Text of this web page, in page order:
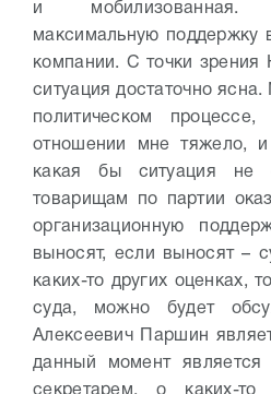
и
максимальную поддержку
компании. С точки зрения
ситуация достаточно
политическом
отношении мне тяжело,
какая бы ситуация не
товарищам по партии
организационную
выносят, если выносят –
каких-то других оценках,
суда, можно будет
Алексеевич Паршин
данный момент